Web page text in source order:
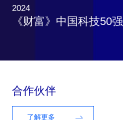
2024
《财富》中国科技50强
合作伙伴
了解更多